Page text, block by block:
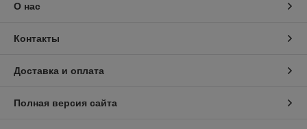
О нас
Контакты
Доставка и оплата
Полная версия сайта